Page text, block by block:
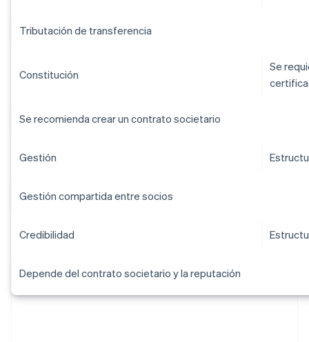
Tributación de transferencia
Constitución
Se
Se recomienda crear un contrato societario
Gestión
Gestión compartida entre socios
Credibilidad
Depende del contrato societario y la reputación